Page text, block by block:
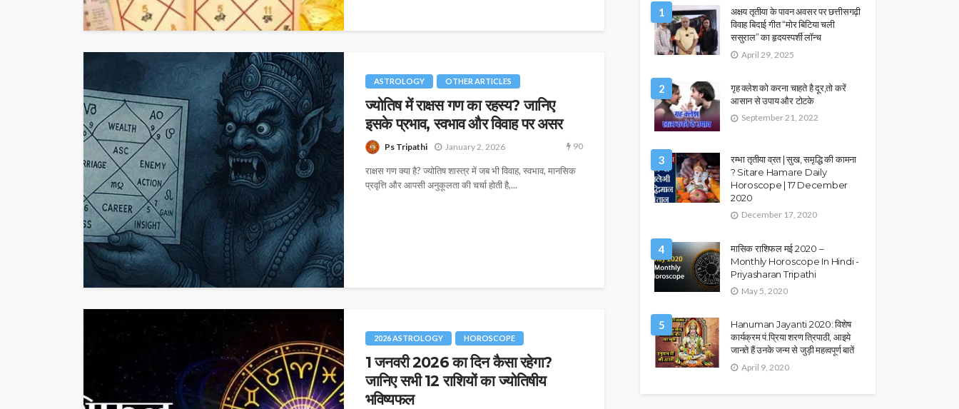
ASTROLOGY OTHER ARTICLES
ज्योतिष में राक्षस गण का रहस्य? जानिए
इसके प्रभाव, स्वभाव और विवाह पर असर
Ps Tripathi January 2, 2026 90
राक्षस गण क्या है? ज्योतिष शास्त्र में जब भी विवाह, स्वभाव, मानसिक
प्रवृत्ति और आपसी अनुकूलता की चर्चा होती है,...
2026 ASTROLOGY HOROSCOPE
1 जनवरी 2026 का दिन कैसा रहेगा?
जानिए सभी 12 राशियों का ज्योतिषीय
भविष्यफल
1
अक्षय तृतीया के पावन अवसर पर छत्तीसगढ़ी
विवाह बिदाई गीत “मोर बिटिया चली
ससुराल” का हृदयस्पर्शी लॉन्च
April 29, 2025
2
गृह क्लेश को करना चाहते है दूर,तो करें
आसान से उपाय और टोटके
September 21, 2022
3
रम्भा तृतीया व्रत | सुख, समृद्धि की कामना
? Sitare Hamare Daily
Horoscope | 17 December
2020
December 17, 2020
4
मासिक राशिफल मई 2020 –
Monthly Horoscope In Hindi -
Priyasharan Tripathi
May 5, 2020
5
Hanuman Jayanti 2020: विशेष
कार्यक्रम पं.प्रिया शरण त्रिपाठी, आइये
जानते हैं उनके जन्म से जुड़ी महत्वपूर्ण बातें
April 9, 2020